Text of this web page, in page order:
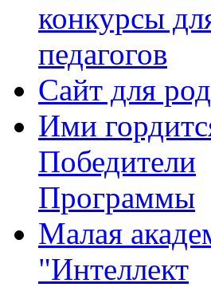
конкурсы
педагогов
Сайт для
Ими
Победители
Программы
Малая
"Интеллект